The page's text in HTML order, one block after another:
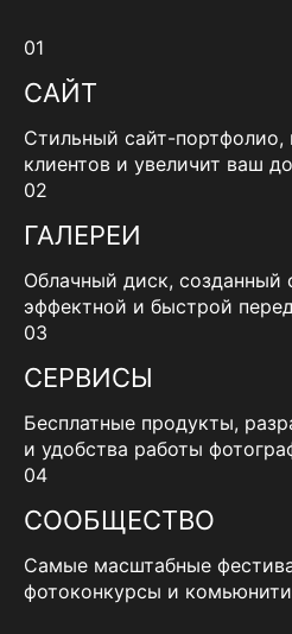
01
САЙТ
Стильный сайт-портфолио,
клиентов и увеличит ваш
02
ГАЛЕРЕИ
Облачный диск, созданный
эффектной и быстрой
03
СЕРВИСЫ
Бесплатные продукты,
и удобства работы
04
СООБЩЕСТВО
Самые масштабные
фотоконкурсы и